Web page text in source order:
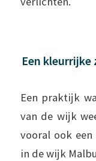
Een
Een praktijk
van de wijk
vooral ook
in de wijk